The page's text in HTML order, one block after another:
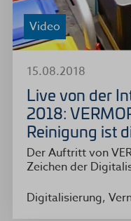
Video
15.08.2018
Live von der
2018:
Reinigung ist
Der Auftritt von
Zeichen der
Digitalisierung,